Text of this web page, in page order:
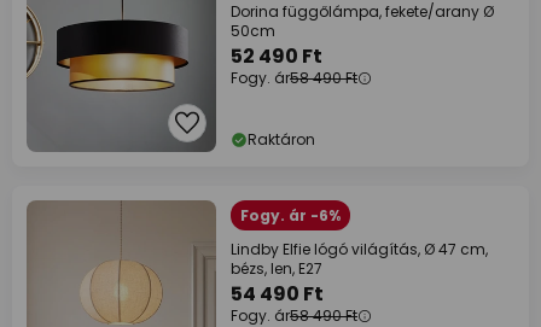
Dorina függőlámpa, fekete/arany Ø
50cm
52 490 Ft
Fogy. ár58 490 Ft
Raktáron
Fogy. ár -6%
Lindby Elfie lógó világítás, Ø 47 cm,
bézs, len, E27
54 490 Ft
Fogy. ár58 490 Ft